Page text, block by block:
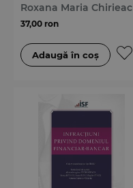
Roxana Maria Chirieac
37,00 ron